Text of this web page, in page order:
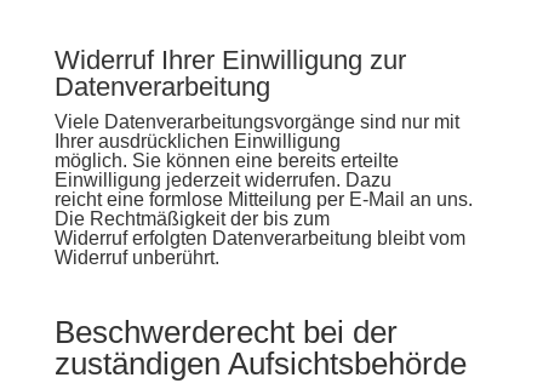
Widerruf Ihrer Einwilligung zur
Datenverarbeitung
Viele Datenverarbeitungsvorgänge sind nur mit
Ihrer ausdrücklichen Einwilligung
möglich. Sie können eine bereits erteilte
Einwilligung jederzeit widerrufen. Dazu
reicht eine formlose Mitteilung per E-Mail an uns.
Die Rechtmäßigkeit der bis zum
Widerruf erfolgten Datenverarbeitung bleibt vom
Widerruf unberührt.
Beschwerderecht bei der
zuständigen Aufsichtsbehörde